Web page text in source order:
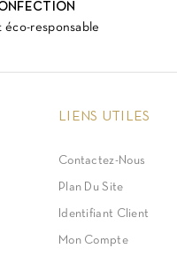
responsable
LIENS UTILES
Contactez-Nous
Plan Du Site
Identifiant Client
Mon Compte